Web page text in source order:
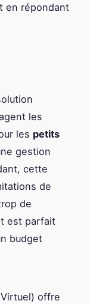
en répondant
les
les petits
gestion
cette
de
de
est parfait
budget
offre